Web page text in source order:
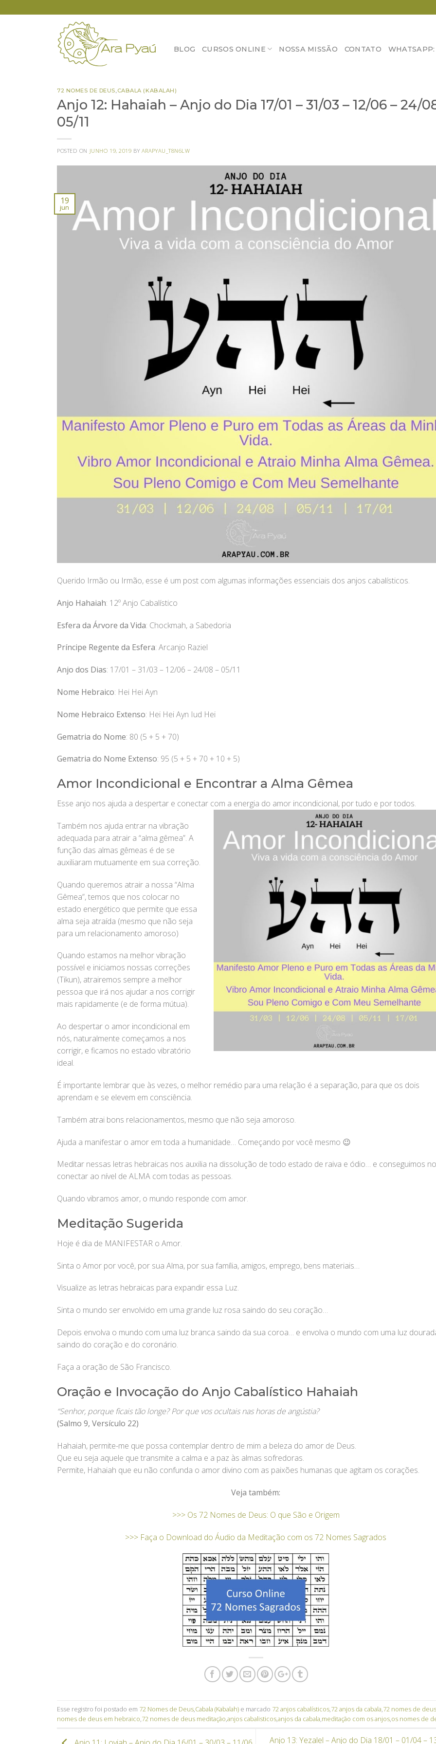
to
BLOG CURSOS ONLINE NOSSA MISSÃO CONTATO
72 NOMES DE DEUS,CABALA (KABALAH)
Anjo 12: Hahaiah – Anjo do Dia 17/01 – 31/03 – 12/06 – 24/
05/11
POSTED ON JUNHO 19, 2019 BY ARAPYAU_T8N6LW
19
jun
Querido Irmão ou Irmão, esse é um post com algumas informações essenciais dos anjos cabalísticos.
Anjo Hahaiah: 12º Anjo Cabalístico
Esfera da Árvore da Vida: Chockmah, a Sabedoria
Príncipe Regente da Esfera: Arcanjo Raziel
Anjo dos Dias: 17/01 – 31/03 – 12/06 – 24/08 – 05/11
Nome Hebraico: Hei Hei Ayn
Nome Hebraico Extenso: Hei Hei Ayn Iud Hei
Gematria do Nome: 80 (5 + 5 + 70)
Gematria do Nome Extenso: 95 (5 + 5 + 70 + 10 + 5)
Amor Incondicional e Encontrar a Alma Gêmea
Esse anjo nos ajuda a despertar e conectar com a energia do amor incondicional, por tudo e por todos.
Também nos ajuda entrar na vibração
adequada para atrair a “alma gêmea”. A
função das almas gêmeas é de se
auxiliaram mutuamente em sua correção.
Quando queremos atrair a nossa “Alma
Gêmea”, temos que nos colocar no
estado energético que permite que essa
alma seja atraída (mesmo que não seja
para um relacionamento amoroso)
Quando estamos na melhor vibração
possível e iniciamos nossas correções
(Tikun), atrairemos sempre a melhor
pessoa que irá nos ajudar a nos corrigir
mais rapidamente (e de forma mútua).
Ao despertar o amor incondicional em
nós, naturalmente começamos a nos
corrigir, e ficamos no estado vibratório
ideal.
É importante lembrar que às vezes, o melhor remédio para uma relação é a separação, para que os dois
aprendam e se elevem em consciência.
Também atrai bons relacionamentos, mesmo que não seja amoroso.
Ajuda a manifestar o amor em toda a humanidade… Começando por você mesmo 😉
Meditar nessas letras hebraicas nos auxilia na dissolução de todo estado de raiva e ódio… e conseguimos
conectar ao nível de ALMA com todas as pessoas.
Quando vibramos amor, o mundo responde com amor.
Meditação Sugerida
Hoje é dia de MANIFESTAR o Amor.
Sinta o Amor por você, por sua Alma, por sua família, amigos, emprego, bens materiais…
Visualize as letras hebraicas para expandir essa Luz.
Sinta o mundo ser envolvido em uma grande luz rosa saindo do seu coração…
Depois envolva o mundo com uma luz branca saindo da sua coroa… e envolva o mundo com uma luz
saindo do coração e do coronário.
Faça a oração de São Francisco.
Oração e Invocação do Anjo Cabalístico Hahaiah
“Senhor, porque ficais tão longe?Por que vos ocultais nas horas de angústia?
(Salmo 9, Versículo 22)
Hahaiah, permite-me que possa contemplar dentro de mim a beleza do amor de Deus.
Que eu seja aquele que transmite a calma e a paz às almas sofredoras.
Permite, Hahaiah que eu não confunda o amor divino com as paixões humanas que agitam os corações.
Veja também:
>>> Os 72 Nomes de Deus: O que São e Origem
>>> Faça o Download do Áudio da Meditação com os 72 Nomes Sagrados
Esse registro foi postado em 72 Nomes de Deus,Cabala (Kabalah) e marcado 72 anjos cabalísticos,72 anjos da cabala,72 nomes de deus
nomes de deus em hebraico,72 nomes de deus meditação,anjos cabalisticos,anjos da cabala,meditação com os anjos,os nomes de
Anjo 13: Yezalel – Anjo do Dia 18/01 – 01/04 –